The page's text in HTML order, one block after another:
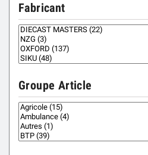
Fabricant
Groupe Article